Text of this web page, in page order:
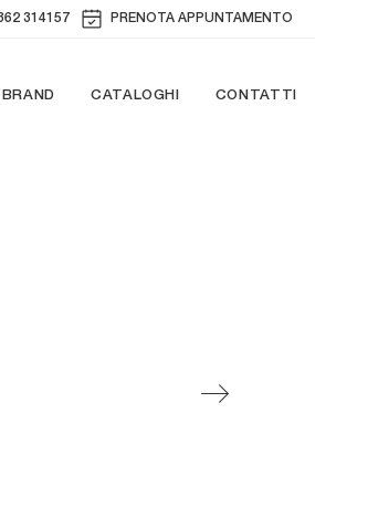
314157 PRENOTA APPUNTAMENTO
BRAND CATALOGHI CONTATTI